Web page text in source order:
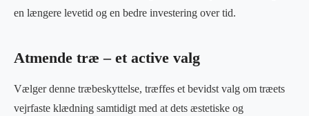
en længere levetid og en bedre investering over tid.
Atmende træ – et active valg
Vælger denne træbeskyttelse, træffes et bevidst valg om træets
vejrfaste klædning samtidigt med at dets æstetiske og